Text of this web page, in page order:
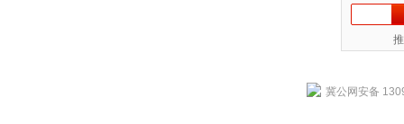
冀公网安备